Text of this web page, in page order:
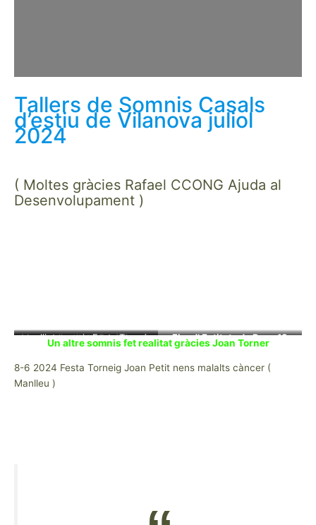
Tallers de Somnis Casals
d’estiu de Vilanova juliol
2024
( Moltes gràcies Rafael CCONG Ajuda al
Desenvolupament )
Mostra d’entitats Gavà 4 maig
fer de pallasso Gràcies a
CCONG Ajuda al
Fira d’ Entitats de Reus 18
recollint somnis Festa Torneig
Manlleu 8 juny 2024
Un altre somnis fet realitat gràcies Joan Torner
8-6 2024 Festa Torneig Joan Petit nens malalts càncer (
Manlleu )